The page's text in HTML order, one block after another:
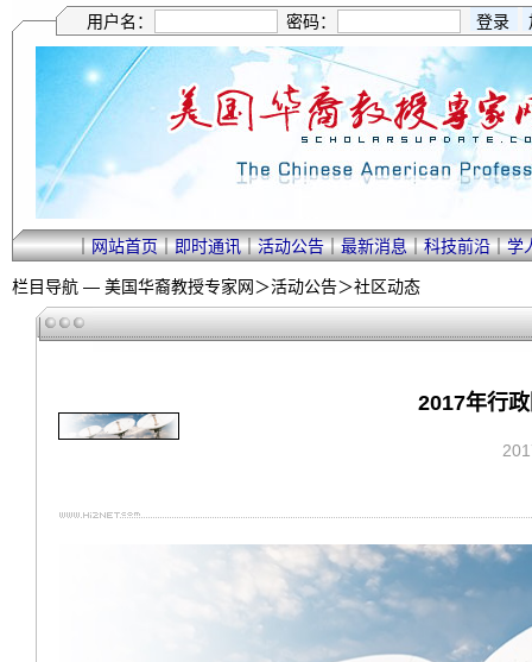
用户名： 密码：
｜网站首页｜即时通讯｜活动公告｜最新消息｜科技前沿｜学
栏目导航 — 美国华裔教授专家网＞活动公告＞社区动态
2017年行